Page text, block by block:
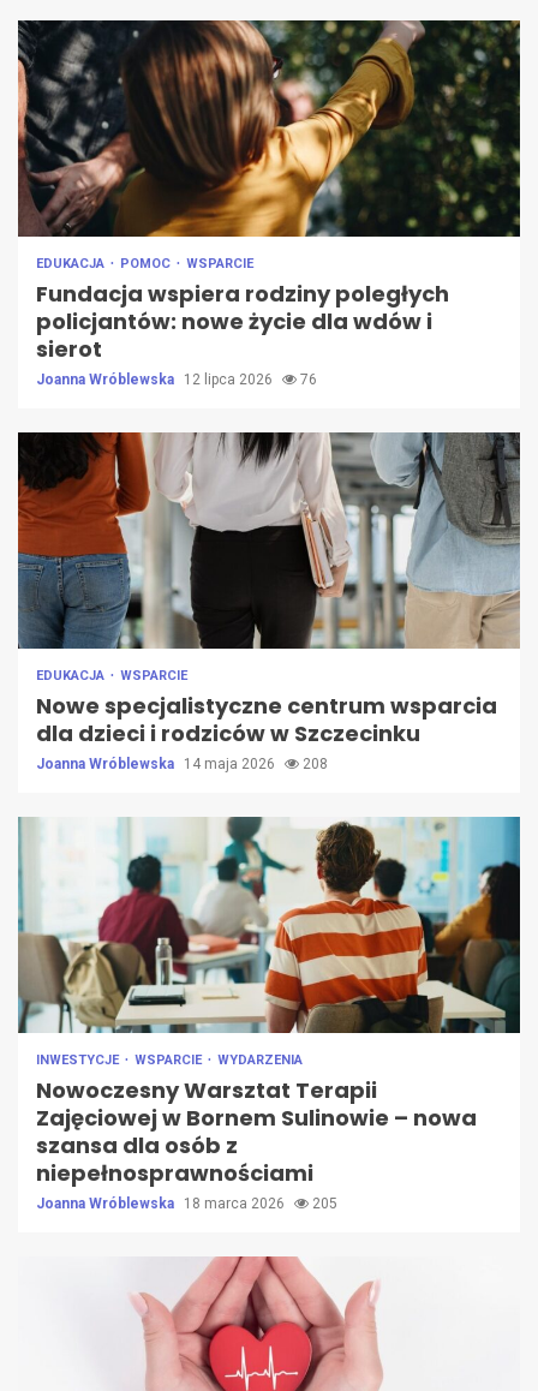
EDUKACJA POMOC WSPARCIE
Fundacja wspiera rodziny poległych
policjantów: nowe życie dla wdów i
sierot
Joanna Wróblewska 12 lipca 2026 76
EDUKACJA WSPARCIE
Nowe specjalistyczne centrum wsparcia
dla dzieci i rodziców w Szczecinku
Joanna Wróblewska 14 maja 2026 208
INWESTYCJE WSPARCIE WYDARZENIA
Nowoczesny Warsztat Terapii
Zajęciowej w Bornem Sulinowie – nowa
szansa dla osób z
niepełnosprawnościami
Joanna Wróblewska 18 marca 2026 205